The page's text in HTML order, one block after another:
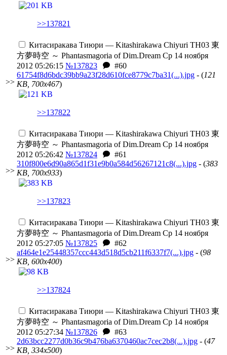
>>137821
>>
Китасиракава Тиюри — Kitashirakawa Chiyuri TH03 東
方夢時空 ～ Phantasmagoria of Dim.Dream Ср 14 ноября
2012 05:26:15 №137823
#60
61754f8d6bdc39bb9a23f28d610fce8779c7ba31(...).jpg - (121
KB, 700x467)
>>137822
>>
Китасиракава Тиюри — Kitashirakawa Chiyuri TH03 東
方夢時空 ～ Phantasmagoria of Dim.Dream Ср 14 ноября
2012 05:26:42 №137824
#61
310f800e6d90a865d1f31e9b0a584d56267121c8(...).jpg - (383
KB, 700x933)
>>137823
>>
Китасиракава Тиюри — Kitashirakawa Chiyuri TH03 東
方夢時空 ～ Phantasmagoria of Dim.Dream Ср 14 ноября
2012 05:27:05 №137825
#62
af464e1e25448357ccc443d518d5cb211f6337f7(...).jpg - (98
KB, 600x400)
>>137824
>>
Китасиракава Тиюри — Kitashirakawa Chiyuri TH03 東
方夢時空 ～ Phantasmagoria of Dim.Dream Ср 14 ноября
2012 05:27:34 №137826
#63
2d63bcc2277d0b36c9b476ba6370460ac7cec2b8(...).jpg - (47
KB, 334x500)